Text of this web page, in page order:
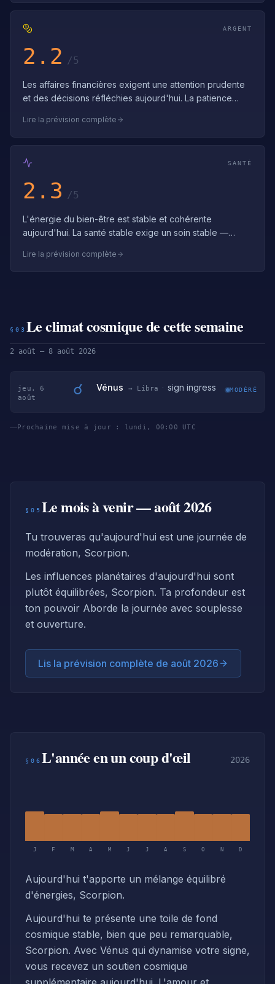
ARGENT
2.2 /5
Les affaires financières exigent une attention prudente
et des décisions réfléchies aujourd'hui. La patience
Lire la prévision complète
SANTÉ
2.3 /5
L'énergie du bien-être est stable et cohérente
aujourd'hui. La santé stable exige un soin stable —
Lire la prévision complète
§03 Le climat cosmique de cette semaine
2 août – 8 août 2026
jeu. 6
août
☌ Vénus → Libra · sign ingress MODÉRÉ
Prochaine mise à jour : lundi, 00:00 UTC
§05 Le mois à venir — août 2026
Tu trouveras qu'aujourd'hui est une journée de
modération, Scorpion.
Les influences planétaires d'aujourd'hui sont
plutôt équilibrées, Scorpion. Ta profondeur est
ton pouvoir Aborde la journée avec souplesse
et ouverture.
Lis la prévision complète de août 2026
§06 L'année en un coup d'œil 2026
J F M A M J J A S O N D
Aujourd'hui t'apporte un mélange équilibré
d'énergies, Scorpion.
Aujourd'hui te présente une toile de fond
cosmique stable, bien que peu remarquable,
Scorpion. Avec Vénus qui dynamise votre signe,
vous recevez un soutien cosmique